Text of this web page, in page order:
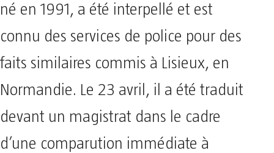
né en 1991, a été interpellé et est
connu des services de police pour des
faits similaires commis à Lisieux, en
Normandie. Le 23 avril, il a été traduit
devant un magistrat dans le cadre
d’une comparution immédiate à